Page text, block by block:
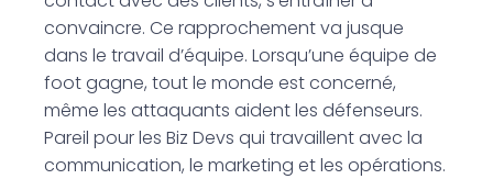
convaincre. Ce rapprochement va jusque
dans le travail d’équipe. Lorsqu’une équipe de
foot gagne, tout le monde est concerné,
même les attaquants aident les défenseurs.
Pareil pour les Biz Devs qui travaillent avec la
communication, le marketing et les opérations.